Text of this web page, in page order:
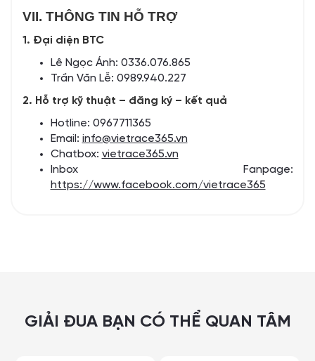
VII. THÔNG TIN HỖ TRỢ
1. Đại diện BTC
Lê Ngọc Ánh: 0336.076.865
Trần Văn Lễ: 0989.940.227
2. Hỗ trợ kỹ thuật – đăng ký – kết quả
Hotline: 0967711365
Email: info@vietrace365.vn
Chatbox: vietrace365.vn
Inbox Fanpage:
https://www.facebook.com/vietrace365
GIẢI ĐUA BẠN CÓ THỂ QUAN TÂM